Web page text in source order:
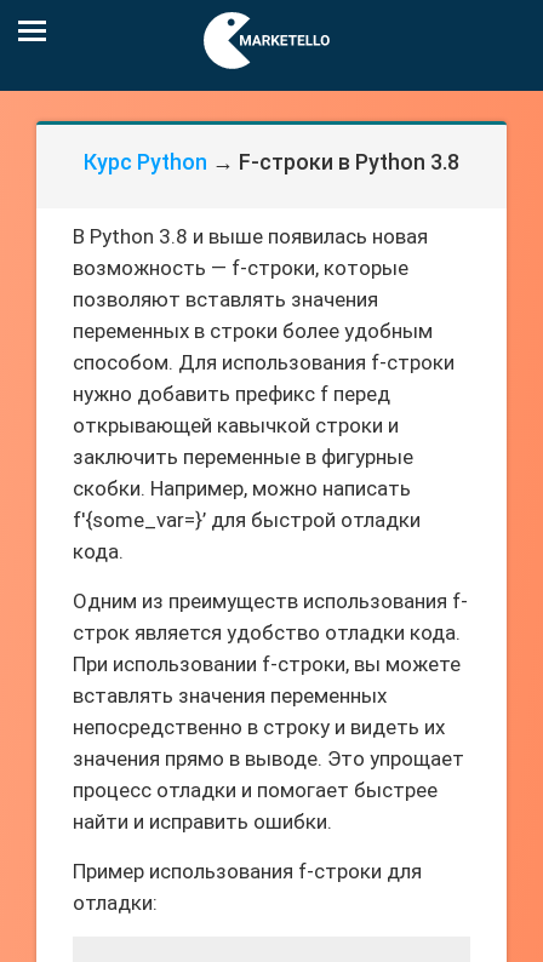
Курс Python → F-строки в Python 3.8
В Python 3.8 и выше появилась новая
возможность — f-строки, которые
позволяют вставлять значения
переменных в строки более удобным
способом. Для использования f-строки
нужно добавить префикс f перед
открывающей кавычкой строки и
заключить переменные в фигурные
скобки. Например, можно написать
f'{some_var=}’ для быстрой отладки
кода.
Одним из преимуществ использования f-
строк является удобство отладки кода.
При использовании f-строки, вы можете
вставлять значения переменных
непосредственно в строку и видеть их
значения прямо в выводе. Это упрощает
процесс отладки и помогает быстрее
найти и исправить ошибки.
Пример использования f-строки для
отладки: